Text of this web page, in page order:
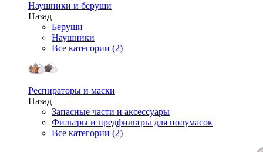
Наушники и беруши
Назад
Беруши
Наушники
Все категории (2)
Респираторы и маски
Назад
Запасные части и аксессуары
Фильтры и предфильтры для полумасок
Все категории (2)